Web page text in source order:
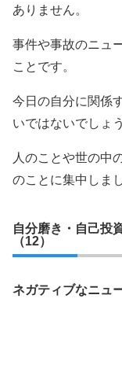
ありません。
事件や事故のニュ
ことです。
今日の自分に関係
いではないでしょ
人のことや世の中
のことに集中しま
自分磨き・自己投
（12）
ネガティブなニュ